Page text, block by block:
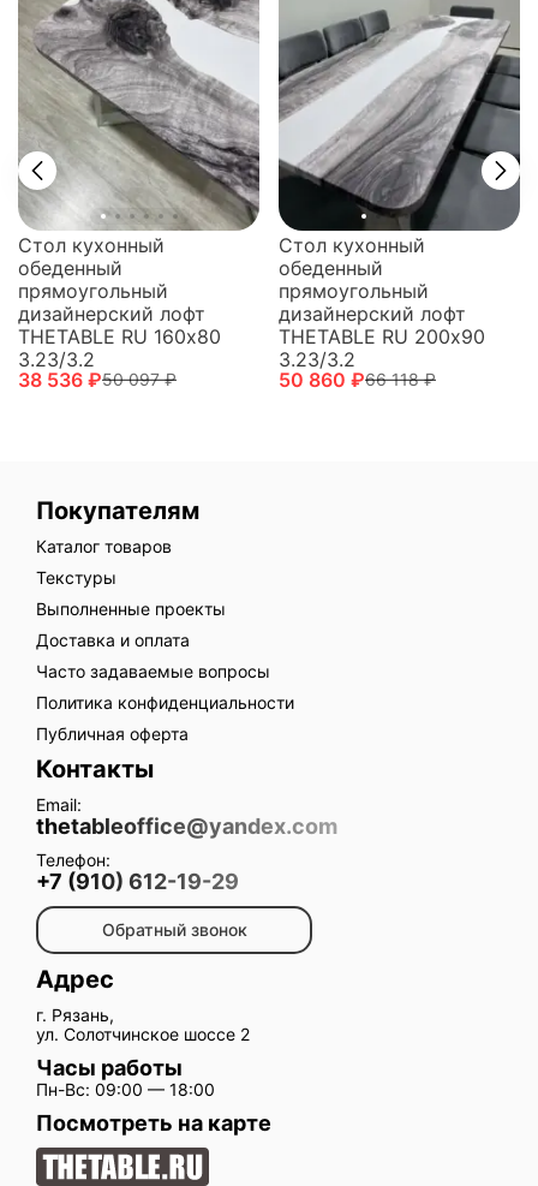
Стол кухонный
обеденный
прямоугольный
дизайнерский лофт
THETABLE RU 160х80
3.23/3.2
38 536 ₽50 097 ₽
Стол кухонный
обеденный
прямоугольный
дизайнерский лофт
THETABLE RU 200х90
3.23/3.2
50 860 ₽66 118 ₽
Покупателям
Каталог товаров
Текстуры
Выполненные проекты
Доставка и оплата
Часто задаваемые вопросы
Политика конфиденциальности
Публичная оферта
Контакты
Email:
thetableoffice@yandex.com
Телефон:
+7 (910) 612-19-29
Обратный звонок
Адрес
г. Рязань,
ул. Солотчинское шоссе 2
Часы работы
Пн-Вс: 09:00 — 18:00
Посмотреть на карте